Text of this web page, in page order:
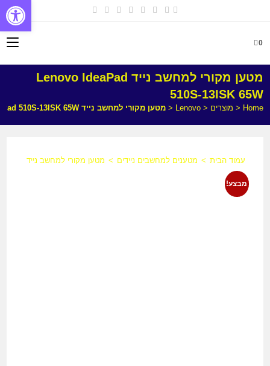
0
מטען מקורי למחשב נייד Lenovo IdeaPad
510S-13ISK 65W
Home
< מוצרים <
Lenovo
<מטען מקורי למחשב נייד Lenovo IdeaPad 510S-13ISK 65W
עמוד הבית > מטענים למחשבים ניידים > מטען מקורי למחשב נייד Lenovo IdeaPad 510S-13ISK 65W
מבצע!